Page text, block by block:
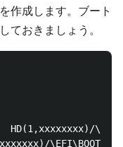
作成します。ブート
ておきましょう。
HD(1,xxxxxxxx)/